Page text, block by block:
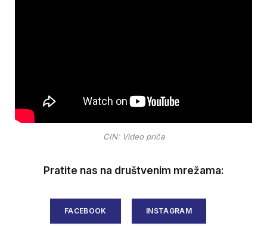
CIN: Video priča
Pratite nas na društvenim mrežama:
FACEBOOK INSTAGRAM